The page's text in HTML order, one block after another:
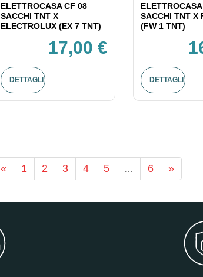
ELETTROCASA CF 08
SACCHI TNT X
ELECTROLUX (EX 7 TNT)
17,00 €
DETTAGLI
SACCHI TNT X
(FW 1 TNT)
DETTAGLI
« 1 2 3 4 5 ... 6 »